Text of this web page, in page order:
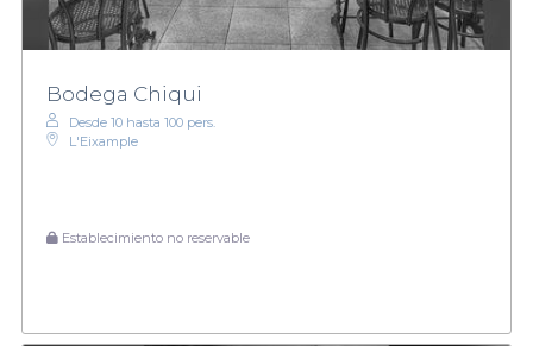
Bodega Chiqui
Desde 10 hasta 100 pers.
L'Eixample
Establecimiento no reservable